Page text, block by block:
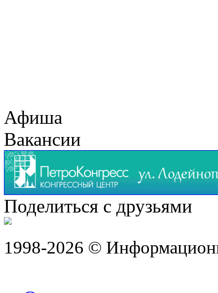
Афиша
Вакансии
Поделиться с друзьями
1998-2026 ©